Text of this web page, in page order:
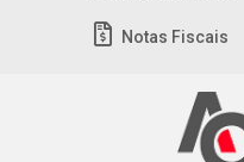
Notas Fiscais